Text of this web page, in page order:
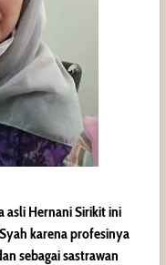
asli Hernani Sirikit ini
karena profesinya
sebagai sastrawan